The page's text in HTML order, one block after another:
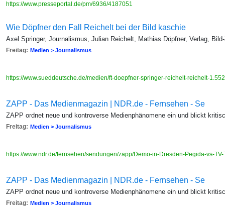
https://www.presseportal.de/pm/6936/4187051
Wie Döpfner den Fall Reichelt bei der Bild kaschie
Axel Springer, Journalismus, Julian Reichelt, Mathias Döpfner, Verlag,
Freitag: Medien > Journalismus
https://www.sueddeutsche.de/medien/ft-doepfner-springer-reichelt-reichelt-
ZAPP - Das Medienmagazin | NDR.de - Fernsehen - Se
ZAPP ordnet neue und kontroverse Medienphänomene ein und blickt
Freitag: Medien > Journalismus
https://www.ndr.de/fernsehen/sendungen/zapp/Demo-in-Dresden-Pegida-vs-
ZAPP - Das Medienmagazin | NDR.de - Fernsehen - Se
ZAPP ordnet neue und kontroverse Medienphänomene ein und blickt
Freitag: Medien > Journalismus